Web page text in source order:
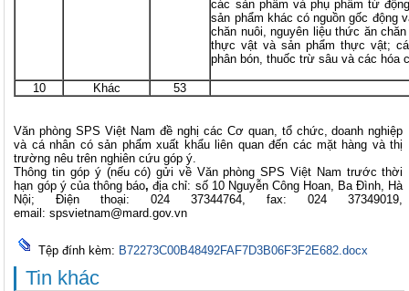
các sản phẩm và phụ phẩm từ
sản phẩm khác có nguồn gốc động
chăn nuôi, nguyên liệu thức ăn
thực vật và sản phẩm thực vật;
phân bón, thuốc trừ sâu và các hóa
10 Khác 53
Văn phòng SPS Việt Nam đề nghị các Cơ quan, tổ chức, doanh nghiệp
và cá nhân có sản phẩm xuất khẩu liên quan đến các mặt hàng và thị
trường nêu trên nghiên cứu góp ý.
Thông tin góp ý (nếu có) gửi về Văn phòng SPS Việt Nam trước thời
hạn góp ý của thông báo,địa chỉ: số 10 Nguyễn Công Hoan, Ba Đình, Hà
Nội; Điện thoại: 024 37344764, fax: 024 37349019,
email:spsvietnam@mard.gov.vn
Tệp đính kèm: B72273C00B48492FAF7D3B06F3F2E682.docx
Tin khác